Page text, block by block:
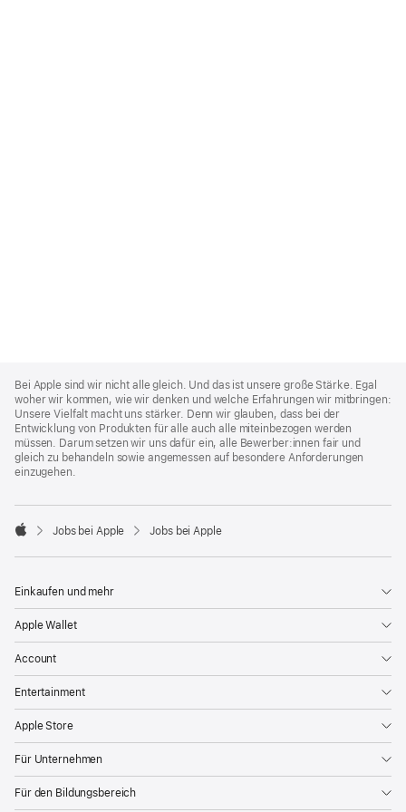
Footer
Bei Apple sind wir nicht alle gleich. Und das ist unsere große Stärke. Egal
woher wir kommen, wie wir denken und welche Erfahrungen wir mitbringen:
Unsere Vielfalt macht uns stärker. Denn wir glauben, dass bei der
Entwicklung von Produkten für alle auch alle miteinbezogen werden
müssen. Darum setzen wir uns dafür ein, alle Bewerber:innen fair und
gleich zu behandeln sowie angemessen auf besondere Anforderungen
einzugehen.

Jobs bei Apple Jobs bei Apple
Einkaufen und mehr
Apple Wallet
Account
Entertainment
Apple Store
Für Unternehmen
Für den Bildungsbereich